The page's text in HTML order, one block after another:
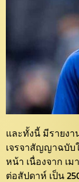
และทั้งนี้ มีรายง
เจรจาสัญญาฉบับ
หน้า เนื่องจาก เ
ต่อสัปดาห์ เป็น